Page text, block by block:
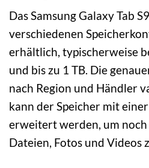
Das Samsung Galaxy Tab
verschiedenen
erhältlich, typischerweise
und bis zu 1 TB. Die
nach Region und Händler
kann der Speicher mit
erweitert werden, um
Dateien, Fotos und Videos